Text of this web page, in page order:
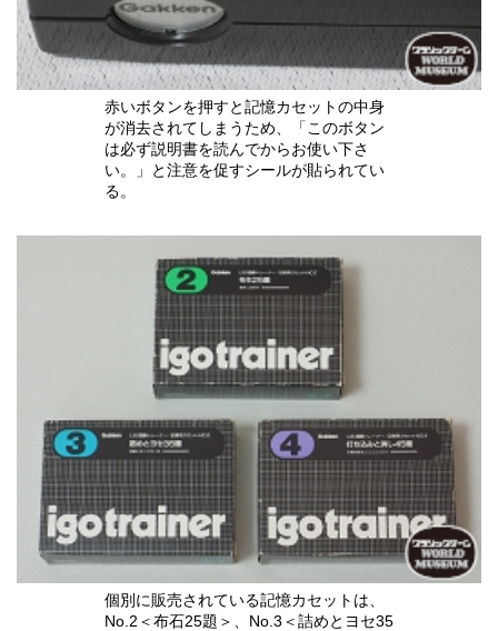
赤いボタンを押すと記憶カセットの中身
が消去されてしまうため、「このボタン
は必ず説明書を読んでからお使い下さ
い。」と注意を促すシールが貼られてい
る。
個別に販売されている記憶カセットは、
No.2＜布石25題＞、No.3＜詰めとヨセ35